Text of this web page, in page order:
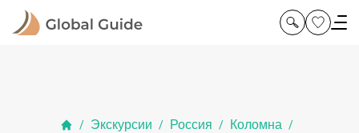
/ Экскурсии / Россия / Коломна /